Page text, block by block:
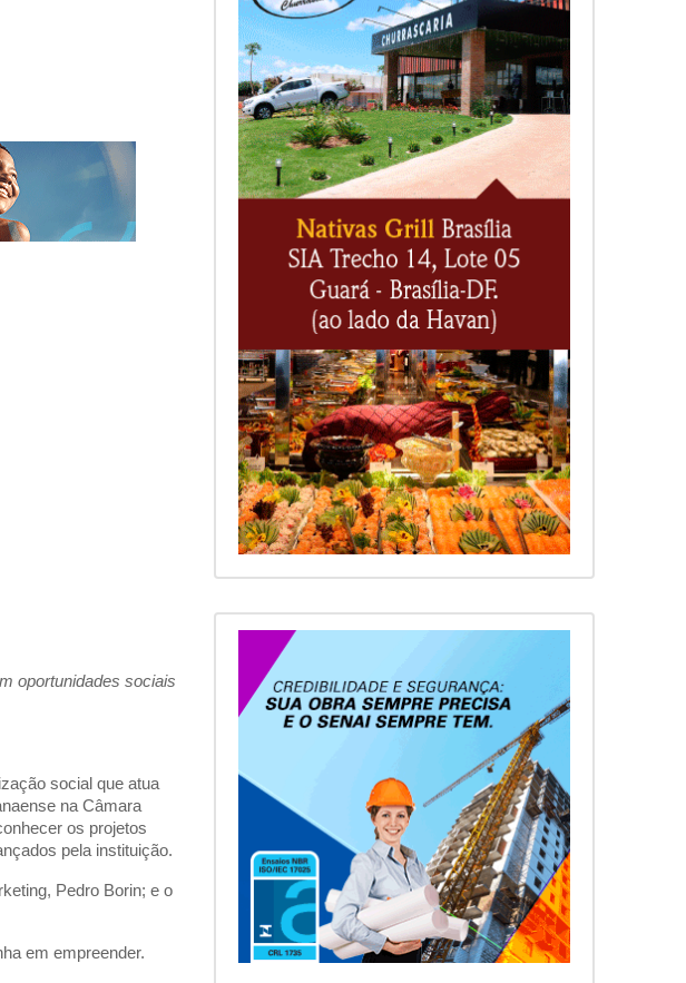
oportunidades sociais
social que atua
na Câmara
os projetos
pela instituição.
Pedro Borin; e o
em empreender.